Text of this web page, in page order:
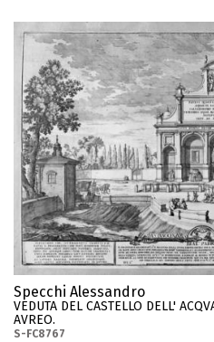
Specchi Alessandro
VEDUTA DEL CASTELLO DELL'
AVREO.
S-FC8767